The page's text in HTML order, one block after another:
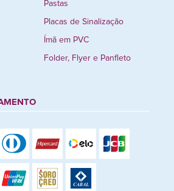
Pastas
Placas de Sinalização
Ímã em PVC
Folder, Flyer e Panfleto